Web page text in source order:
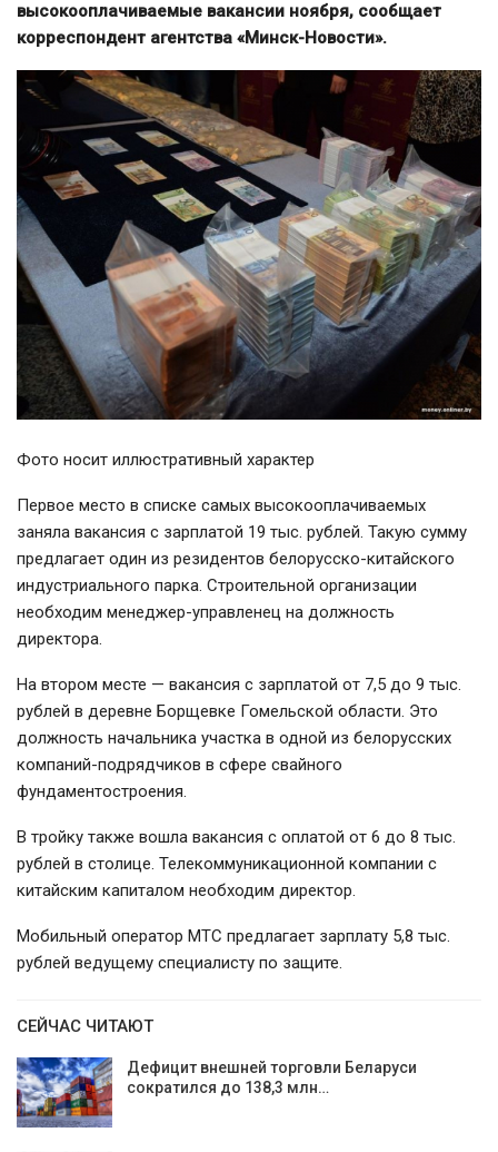
высокооплачиваемые вакансии ноября, сообщает
корреспондент агентства «Минск-Новости».
Фото носит иллюстративный характер
Первое место в списке самых высокооплачиваемых
заняла вакансия с зарплатой 19 тыс. рублей. Такую сумму
предлагает один из резидентов белорусско-китайского
индустриального парка. Строительной организации
необходим менеджер-управленец на должность
директора.
На втором месте — вакансия с зарплатой от 7,5 до 9 тыс.
рублей в деревне Борщевке Гомельской области. Это
должность начальника участка в одной из белорусских
компаний-подрядчиков в сфере свайного
фундаментостроения.
В тройку также вошла вакансия с оплатой от 6 до 8 тыс.
рублей в столице. Телекоммуникационной компании с
китайским капиталом необходим директор.
Мобильный оператор МТС предлагает зарплату 5,8 тыс.
рублей ведущему специалисту по защите.
СЕЙЧАС ЧИТАЮТ
Дефицит внешней торговли Беларуси
сократился до 138,3 млн…